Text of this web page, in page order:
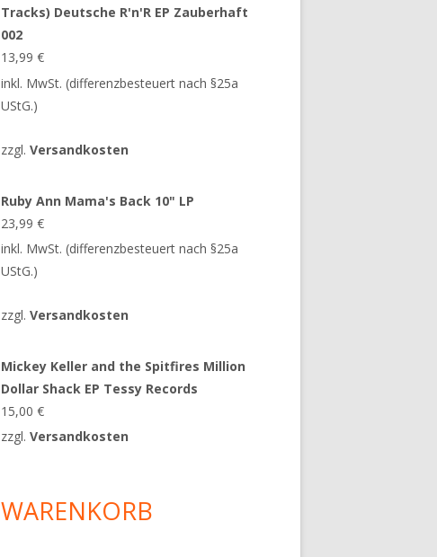
Tracks) Deutsche R'n'R EP Zauberhaft
002
13,99€
inkl. MwSt. (differenzbesteuert nach §25a
UStG.)
zzgl.Versandkosten
Ruby Ann Mama's Back 10" LP
23,99€
inkl. MwSt. (differenzbesteuert nach §25a
UStG.)
zzgl.Versandkosten
Mickey Keller and the Spitfires Million
Dollar Shack EP Tessy Records
15,00€
zzgl.Versandkosten
WARENKORB